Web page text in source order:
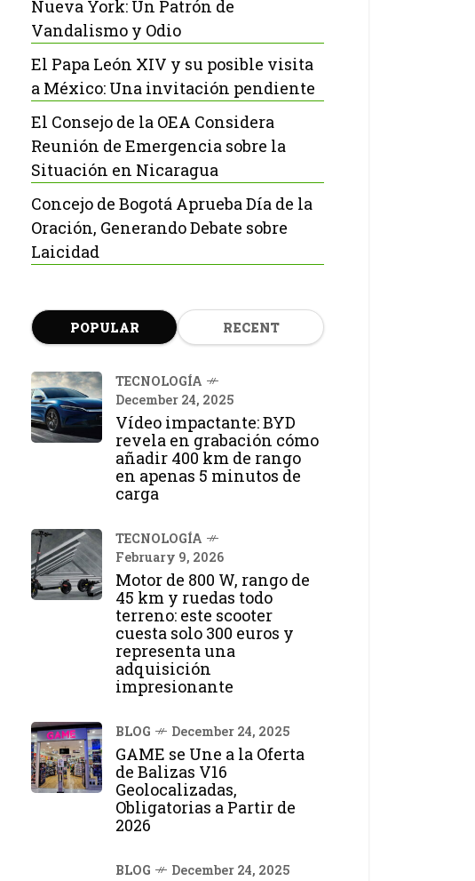
Nueva York: Un Patrón de
Vandalismo y Odio
El Papa León XIV y su posible visita
a México: Una invitación pendiente
El Consejo de la OEA Considera
Reunión de Emergencia sobre la
Situación en Nicaragua
Concejo de Bogotá Aprueba Día de la
Oración, Generando Debate sobre
Laicidad
POPULAR RECENT
TECNOLOGÍA
December 24, 2025
Vídeo impactante: BYD
revela en grabación cómo
añadir 400 km de rango
en apenas 5 minutos de
carga
TECNOLOGÍA
February 9, 2026
Motor de 800 W, rango de
45 km y ruedas todo
terreno: este scooter
cuesta solo 300 euros y
representa una
adquisición
impresionante
BLOG December 24, 2025
GAME se Une a la Oferta
de Balizas V16
Geolocalizadas,
Obligatorias a Partir de
2026
BLOG December 24, 2025